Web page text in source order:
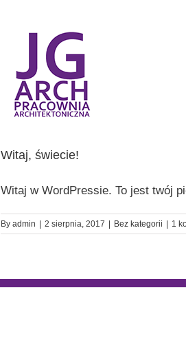
Witaj, świecie!
Witaj w WordPressie. To jest twój
By admin 2 sierpnia, 2017 Bez kategorii 1